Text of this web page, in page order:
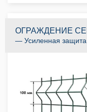
ОГРАЖДЕНИЕ
— Усиленная